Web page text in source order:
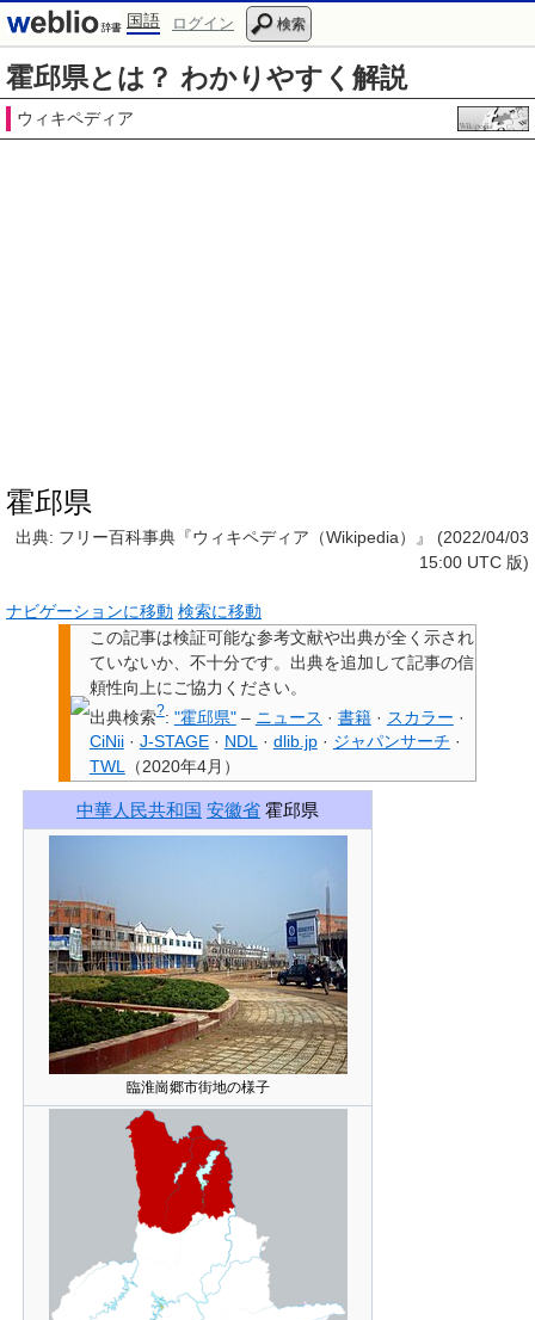
国語 ログイン 検索
霍邱県とは？ わかりやすく解説
ウィキペディア
霍邱県
出典: フリー百科事典『ウィキペディア（Wikipedia）』 (2022/04/03
15:00 UTC 版)
ナビゲーションに移動 検索に移動
この記事は検証可能な参考文献や出典が全く示され
ていないか、不十分です。 出典を追加して記事の信
頼性向上にご協力ください。
出典検索?: "霍邱県"– ニュース · 書籍 · スカラー ·
CiNii · J-STAGE · NDL · dlib.jp · ジャパンサーチ ·
TWL（2020年4月 ）
中華人民共和国 安徽省 霍邱県
臨淮崗郷市街地の様子